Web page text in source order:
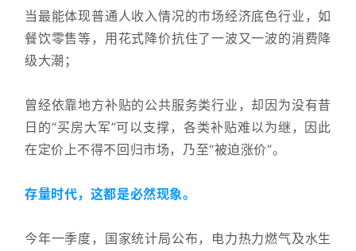
当最能体现普通人收入情况的市场经济底色行业，如
餐饮零售等，用花式降价抗住了一波又一波的消费降
级大潮；
曾经依靠地方补贴的公共服务类行业，却因为没有昔
日的“买房大军”可以支撑，各类补贴难以为继，因此
在定价上不得不回归市场，乃至“被迫涨价”。
存量时代，这都是必然现象。
今年一季度，国家统计局公布，电力热力燃气及水生